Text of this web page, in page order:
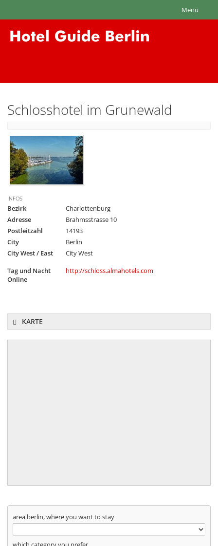
Menü
Schlosshotel im Grunewald
INFOS
Bezirk
Charlottenburg
Adresse
Brahmsstrasse 10
Postleitzahl
14193
City
Berlin
City West / East
City West
Tag und Nacht
Online
http://schloss.almahotels.com
KARTE
area berlin, where you want to stay